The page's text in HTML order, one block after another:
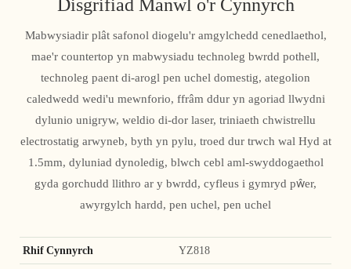
Disgrifiad Manwl o'r Cynnyrch
Mabwysiadir plât safonol diogelu'r amgylchedd cenedlaethol,
mae'r countertop yn mabwysiadu technoleg bwrdd pothell,
technoleg paent di-arogl pen uchel domestig, ategolion
caledwedd wedi'u mewnforio, ffrâm ddur yn agoriad llwydni
dylunio unigryw, weldio di-dor laser, triniaeth chwistrellu
electrostatig arwyneb, byth yn pylu, troed dur trwch wal Hyd at
1.5mm, dyluniad dynoledig, blwch cebl aml-swyddogaethol
gyda gorchudd llithro ar y bwrdd, cyfleus i gymryd pŵer,
awyrgylch hardd, pen uchel, pen uchel
Rhif Cynnyrch YZ818